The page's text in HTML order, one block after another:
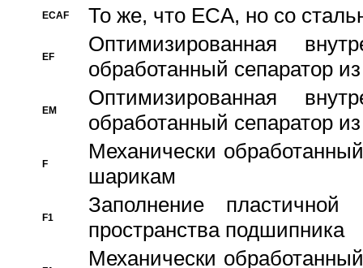
ECAF То же, что ECA, но со
EF
Оптимизированная
обработанный сепаратор
EM
Оптимизированная
обработанный сепаратор
F
Механически
шарикам
F1
Заполнение
пространства подшипника
Механически